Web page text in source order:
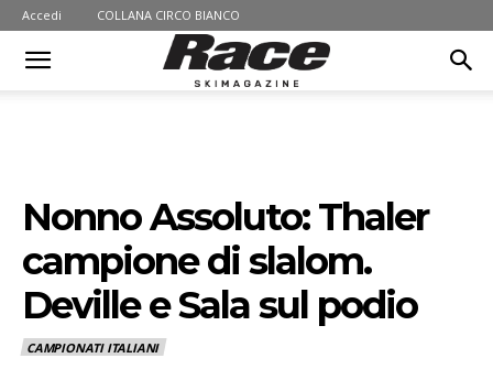
Accedi COLLANA CIRCO BIANCO
Nonno Assoluto: Thaler
campione di slalom.
Deville e Sala sul podio
CAMPIONATI ITALIANI